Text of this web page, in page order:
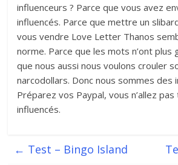
influenceurs ? Parce que vous avez
influencés. Parce que mettre un
vous vendre Love Letter Thanos
norme. Parce que les mots n’ont plus
que nous aussi nous voulons crouler
narcodollars. Donc nous sommes des
Préparez vos Paypal, vous n’allez
influencés.
← Test – Bingo Island